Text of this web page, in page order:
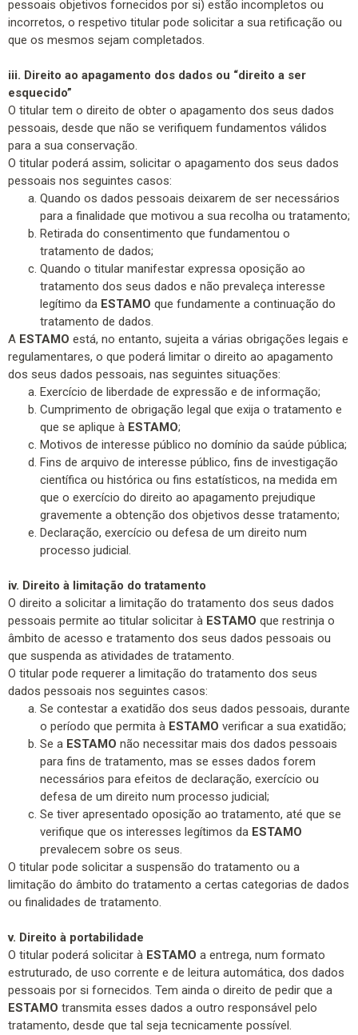
pessoais objetivos fornecidos por si) estão incompletos ou
incorretos, o respetivo titular pode solicitar a sua retificação ou
que os mesmos sejam completados.
iii. Direito ao apagamento dos dados ou “direito a ser
esquecido”
O titular tem o direito de obter o apagamento dos seus dados
pessoais, desde que não se verifiquem fundamentos válidos
para a sua conservação.
O titular poderá assim, solicitar o apagamento dos seus dados
pessoais nos seguintes casos:
Quando os dados pessoais deixarem de ser necessários
para a finalidade que motivou a sua recolha ou tratamento;
Retirada do consentimento que fundamentou o
tratamento de dados;
Quando o titular manifestar expressa oposição ao
tratamento dos seus dados e não prevaleça interesse
legítimo da ESTAMO que fundamente a continuação do
tratamento de dados.
A ESTAMO está, no entanto, sujeita a várias obrigações legais e
regulamentares, o que poderá limitar o direito ao apagamento
dos seus dados pessoais, nas seguintes situações:
Exercício de liberdade de expressão e de informação;
Cumprimento de obrigação legal que exija o tratamento e
que se aplique à ESTAMO;
Motivos de interesse público no domínio da saúde pública;
Fins de arquivo de interesse público, fins de investigação
científica ou histórica ou fins estatísticos, na medida em
que o exercício do direito ao apagamento prejudique
gravemente a obtenção dos objetivos desse tratamento;
Declaração, exercício ou defesa de um direito num
processo judicial.
iv. Direito à limitação do tratamento
O direito a solicitar a limitação do tratamento dos seus dados
pessoais permite ao titular solicitar à ESTAMO que restrinja o
âmbito de acesso e tratamento dos seus dados pessoais ou
que suspenda as atividades de tratamento.
O titular pode requerer a limitação do tratamento dos seus
dados pessoais nos seguintes casos:
Se contestar a exatidão dos seus dados pessoais, durante
o período que permita à ESTAMO verificar a sua exatidão;
Se a ESTAMO não necessitar mais dos dados pessoais
para fins de tratamento, mas se esses dados forem
necessários para efeitos de declaração, exercício ou
defesa de um direito num processo judicial;
Se tiver apresentado oposição ao tratamento, até que se
verifique que os interesses legítimos da ESTAMO
prevalecem sobre os seus.
O titular pode solicitar a suspensão do tratamento ou a
limitação do âmbito do tratamento a certas categorias de dados
ou finalidades de tratamento.
v. Direito à portabilidade
O titular poderá solicitar à ESTAMO a entrega, num formato
estruturado, de uso corrente e de leitura automática, dos dados
pessoais por si fornecidos. Tem ainda o direito de pedir que a
ESTAMO transmita esses dados a outro responsável pelo
tratamento, desde que tal seja tecnicamente possível.